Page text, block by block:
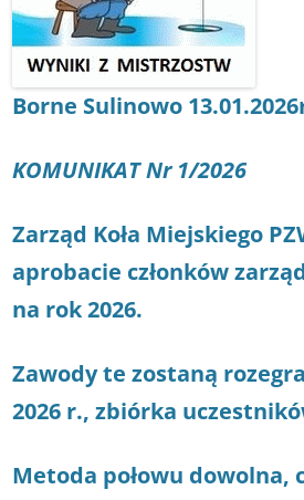
Borne Sulinowo
KOMUNIKAT Nr 1/2026
Zarząd Koła Miejskiego
aprobacie członków
na rok 2026.
Zawody te zostaną
2026 r., zbiórka
Metoda połowu dowolna,